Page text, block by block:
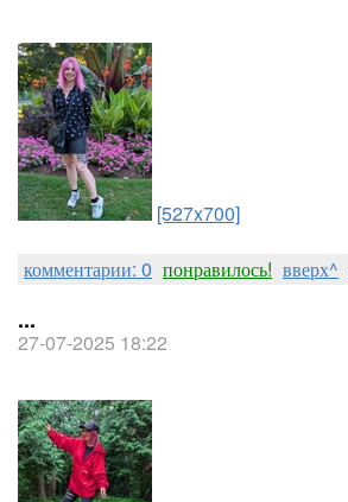
[527x700]
комментарии: 0 понравилось! вверх^
...
27-07-2025 18:22